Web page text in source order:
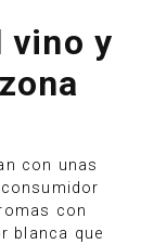
vino y
con unas
con
blanca que